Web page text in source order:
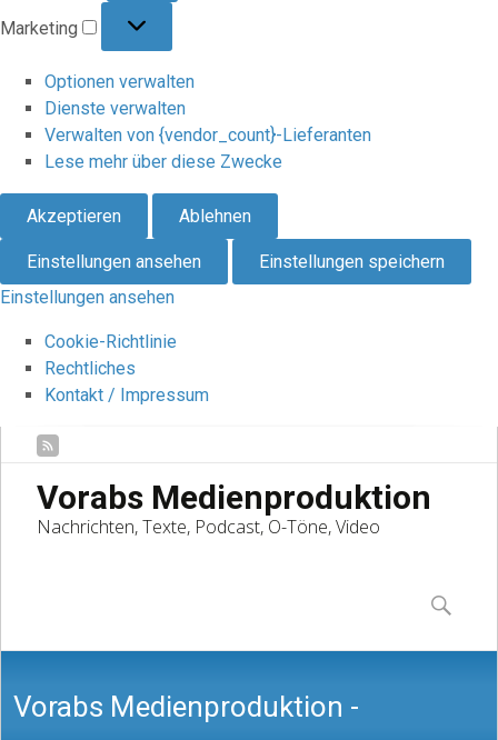
Marketing
Optionen verwalten
Dienste verwalten
Verwalten von {vendor_count}-Lieferanten
Lese mehr über diese Zwecke
Akzeptieren Ablehnen
Einstellungen ansehen
Einstellungen speichern
Einstellungen ansehen
Cookie-Richtlinie
Rechtliches
Kontakt / Impressum
Vorabs Medienproduktion
Nachrichten, Texte, Podcast, O-Töne, Video
content
Suchen
nach:
Vorabs Medienproduktion -